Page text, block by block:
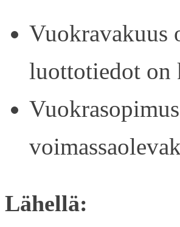
Vuokravakuus
luottotiedot on
Lähellä: